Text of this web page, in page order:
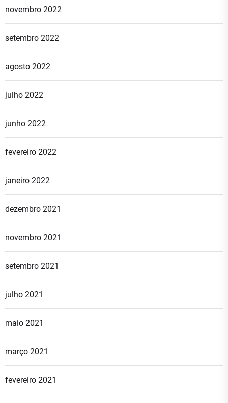
novembro 2022
setembro 2022
agosto 2022
julho 2022
junho 2022
fevereiro 2022
janeiro 2022
dezembro 2021
novembro 2021
setembro 2021
julho 2021
maio 2021
março 2021
fevereiro 2021